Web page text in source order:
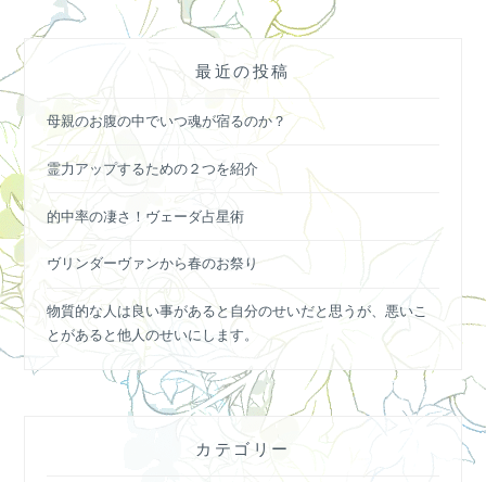
最近の投稿
母親のお腹の中でいつ魂が宿るのか？
霊力アップするための２つを紹介
的中率の凄さ！ヴェーダ占星術
ヴリンダーヴァンから春のお祭り
物質的な人は良い事があると自分のせいだと思うが、悪いこ
とがあると他人のせいにします。
カテゴリー